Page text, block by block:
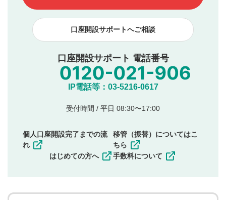
下記の項目に該当すると判断された投稿内容は、掲載を
見合わせる場合がございます。
本動画コンテンツとは無関係の内容の投稿
他者への誹謗中傷や差別的表現投稿
公序良俗に反する内容の投稿
氏名、住所、電話番号など個人を特定できる情報の
他のサイトへの誘導や営利目的、広告・宣伝を目
他者の権利（商標、著作権、その他の知的財産
その他当社が不適切と判断した投稿
一度投稿した評価およびコメントの変更・削除はできま
口座開設サポートへご相談
口座開設サポート 電話番号
IP電話等：03-5216-0617
受付時間 / 平日 08:30〜17:00
個人口座開設完了までの流
れ
はじめての方へ
移管（振替）についてはこ
ちら
手数料について